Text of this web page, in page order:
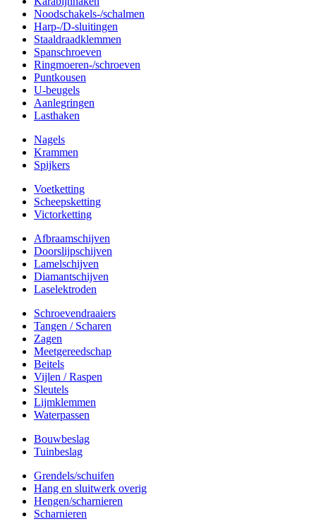
Noodschakels-/schalmen
Harp-/D-sluitingen
Staaldraadklemmen
Spanschroeven
Ringmoeren-/schroeven
Puntkousen
U-beugels
Aanlegringen
Lasthaken
Nagels
Krammen
Spijkers
Voetketting
Scheepsketting
Victorketting
Afbraamschijven
Doorslijpschijven
Lamelschijven
Diamantschijven
Laselektroden
Schroevendraaiers
Tangen / Scharen
Zagen
Meetgereedschap
Beitels
Vijlen / Raspen
Sleutels
Lijmklemmen
Waterpassen
Bouwbeslag
Tuinbeslag
Grendels/schuifen
Hang en sluitwerk overig
Hengen/scharnieren
Scharnieren